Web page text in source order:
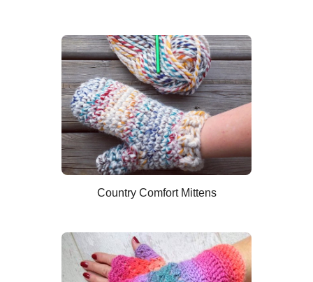
Country Comfort Mittens